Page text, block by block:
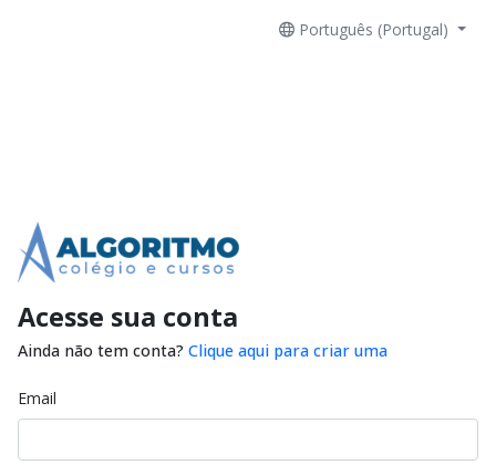
Português (Portugal)
Acesse sua conta
Ainda não tem conta? Clique aqui para criar uma
Email